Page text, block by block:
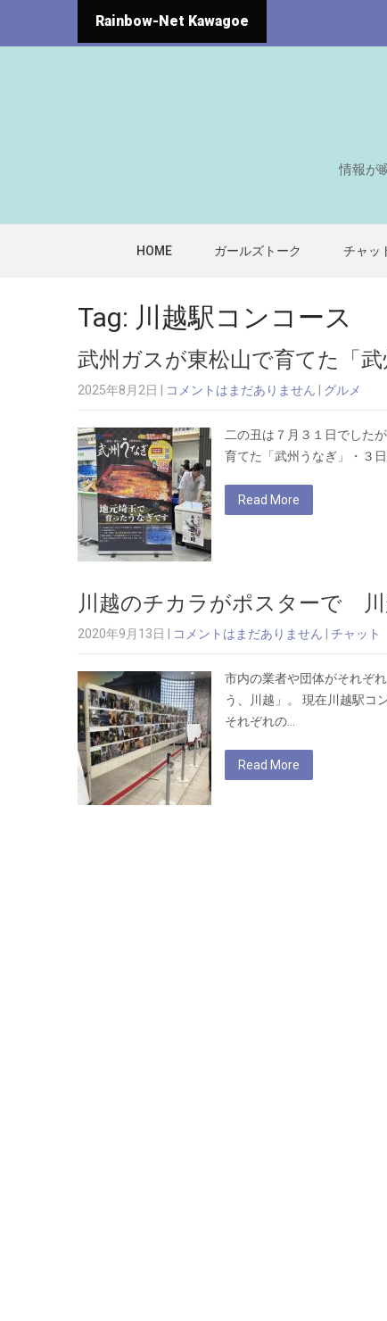
Rainbow-Net Kawagoe
情報が
HOME ガールズトーク チャッ
Tag: 川越駅コンコース
武州ガスが東松山で育てた「
2025年8月2日 コメントはまだありません グルメ
二の丑は７月３１日でした
育てた「武州うなぎ」・３
Read More
川越のチカラがポスターで 川
2020年9月13日 コメントはまだありません チャット
市内の業者や団体がそれぞ
う、川越」。 現在川越駅コ
それぞれの…
Read More